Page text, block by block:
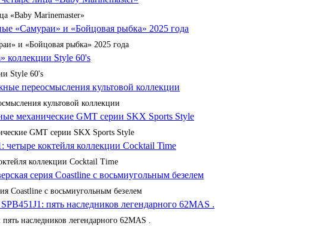
«Baby Marinemaster»
и «Бойцовая рыбка» 2025 года
Style 60's
культовой коллекции
GMT серии SKX Sports Style
коллекции Cocktail Time
Coastline с восьмиугольным безелем
наследников легендарного 62MAS .